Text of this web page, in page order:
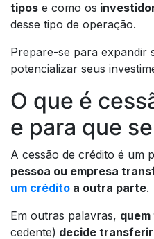
tipos e como os
desse tipo de operação.
Prepare-se para expandir
potencializar seus
O que é
e para que
A cessão de crédito é um
pessoa ou empresa
um crédito a outra parte.
Em outras palavras,
cedente) decide